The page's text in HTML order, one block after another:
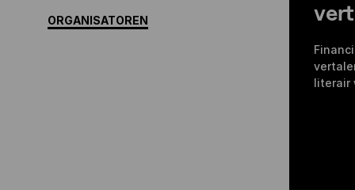
ORGANISATOREN
literair